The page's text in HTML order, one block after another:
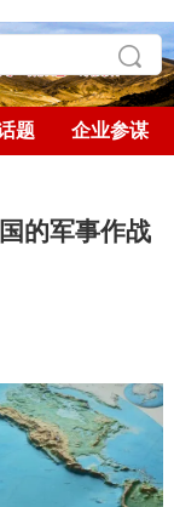
题 企业参谋
的军事作战